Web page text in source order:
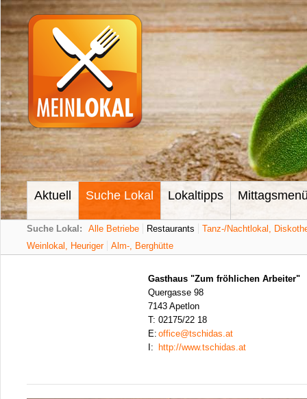
Aktuell Suche Lokal Lokaltipps
Suche Lokal: Alle Betriebe Restaurants
Tanz-/Nachtlokal,
Weinlokal, Heuriger
Alm-, Berghütte
Gasthaus "Zum fröhlichen Arbeiter"
Quergasse 98
7143 Apetlon
T: 02175/22 18
E: office@tschidas.at
I:
http://www.tschidas.at